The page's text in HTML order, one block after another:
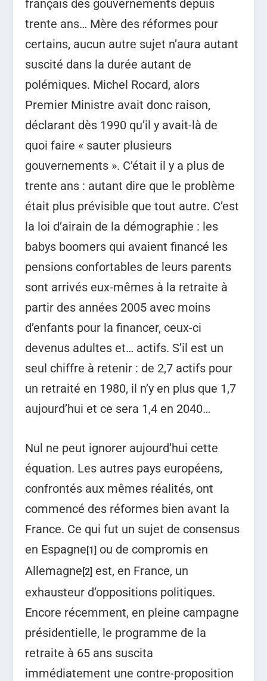
français des gouvernements depuis
trente ans… Mère des réformes pour
certains, aucun autre sujet n’aura autant
suscité dans la durée autant de
polémiques. Michel Rocard, alors
Premier Ministre avait donc raison,
déclarant dès 1990 qu’il y avait-là de
quoi faire « sauter plusieurs
gouvernements ». C’était il y a plus de
trente ans : autant dire que le problème
était plus prévisible que tout autre. C’est
la loi d’airain de la démographie : les
babys boomers qui avaient financé les
pensions confortables de leurs parents
sont arrivés eux-mêmes à la retraite à
partir des années 2005 avec moins
d’enfants pour la financer, ceux-ci
devenus adultes et… actifs. S’il est un
seul chiffre à retenir : de 2,7 actifs pour
un retraité en 1980, il n’y en plus que 1,7
aujourd’hui et ce sera 1,4 en 2040…
Nul ne peut ignorer aujourd’hui cette
équation. Les autres pays européens,
confrontés aux mêmes réalités, ont
commencé des réformes bien avant la
France. Ce qui fut un sujet de consensus
en Espagne [1] ou de compromis en
Allemagne [2] est, en France, un
exhausteur d’oppositions politiques.
Encore récemment, en pleine campagne
présidentielle, le programme de la
retraite à 65 ans suscita
immédiatement une contre-proposition